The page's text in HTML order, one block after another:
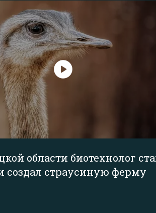
области биотехнолог
создал страусиную ферму